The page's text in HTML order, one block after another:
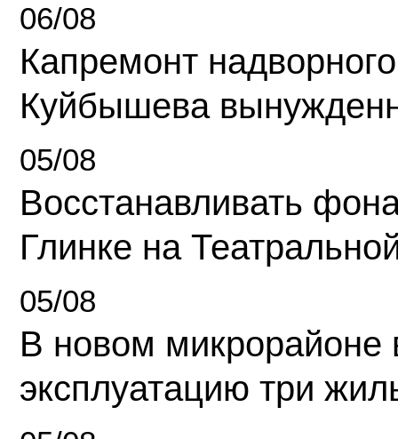
06/08
Капремонт
Куйбышева
05/08
Восстанавливать
Глинке на
05/08
В новом микрорайоне
эксплуатацию три